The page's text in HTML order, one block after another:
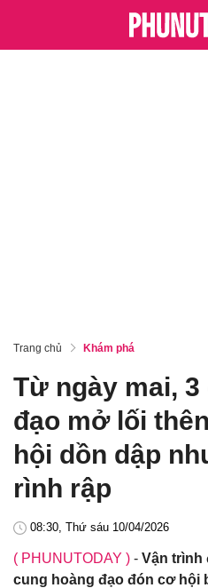
Trang chủ Khám phá
Từ ngày mai,
đạo mở lối
hội dồn dập
rình rập
08:30, Thứ sáu 10/04/2026
( PHUNUTODAY ) - Vận trình
cung hoàng đạo đón cơ hội